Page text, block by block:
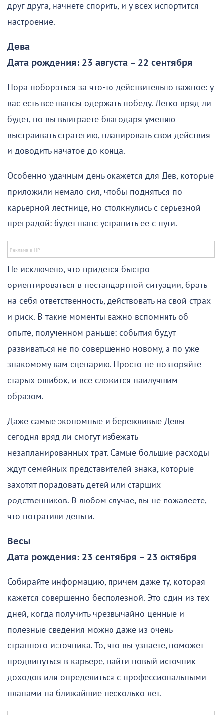
друг друга, начнете спорить, и у всех испортится
настроение.
Дева
Дата рождения: 23 августа – 22 сентября
Пора побороться за что-то действительно важное: у
вас есть все шансы одержать победу. Легко вряд ли
будет, но вы выиграете благодаря умению
выстраивать стратегию, планировать свои действия
и доводить начатое до конца.
Особенно удачным день окажется для Дев, которые
приложили немало сил, чтобы подняться по
карьерной лестнице, но столкнулись с серьезной
преградой: будет шанс устранить ее с пути.
Не исключено, что придется быстро
ориентироваться в нестандартной ситуации, брать
на себя ответственность, действовать на свой страх
и риск. В такие моменты важно вспомнить об
опыте, полученном раньше: события будут
развиваться не по совершенно новому, а по уже
знакомому вам сценарию. Просто не повторяйте
старых ошибок, и все сложится наилучшим
образом.
Даже самые экономные и бережливые Девы
сегодня вряд ли смогут избежать
незапланированных трат. Самые большие расходы
ждут семейных представителей знака, которые
захотят порадовать детей или старших
родственников. В любом случае, вы не пожалеете,
что потратили деньги.
Весы
Дата рождения: 23 сентября – 23 октября
Собирайте информацию, причем даже ту, которая
кажется совершенно бесполезной. Это один из тех
дней, когда получить чрезвычайно ценные и
полезные сведения можно даже из очень
странного источника. То, что вы узнаете, поможет
продвинуться в карьере, найти новый источник
доходов или определиться с профессиональными
планами на ближайшие несколько лет.